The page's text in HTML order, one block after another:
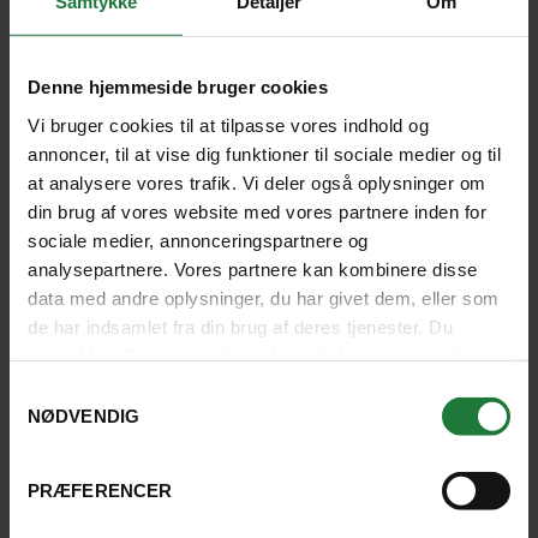
Denne hjemmeside bruger cookies
Vi bruger cookies til at tilpasse vores indhold og
annoncer, til at vise dig funktioner til sociale medier og til
at analysere vores trafik. Vi deler også oplysninger om
din brug af vores website med vores partnere inden for
sociale medier, annonceringspartnere og
analysepartnere. Vores partnere kan kombinere disse
data med andre oplysninger, du har givet dem, eller som
de har indsamlet fra din brug af deres tjenester. Du
NØDVENDIG
PRÆFERENCER
påkrævet. Stjernegaard anbefaler, at du får råd og
vejledning hos en af landets vaccinationsklinikker
eller hos egen læge, inden du tager afsted. Det er en
god idé at undersøge forholdene på dine rejsemål. På
den måde kan du tage alle de nødvendige
forholdsregler som f.eks. brug af
malariaforebyggelse, myggespray, vaccinationer
Herunder finder du en række forslag til sider, hvor du
din kommende rejse.